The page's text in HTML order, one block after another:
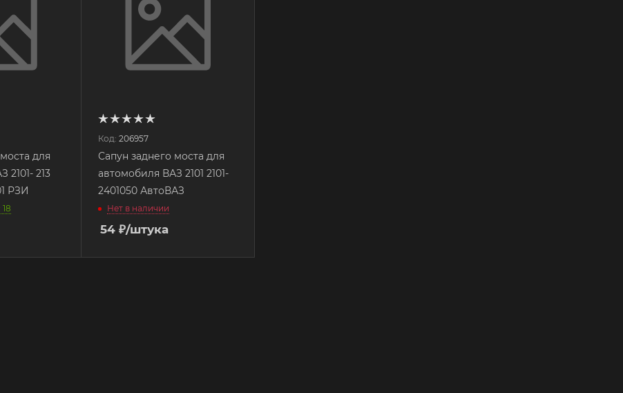
для
2101- 213
РЗИ
Код: 206957
Сапун заднего моста для
автомобиля ВАЗ 2101 2101-
2401050 АвтоВАЗ
Нет в наличии
54₽/штука